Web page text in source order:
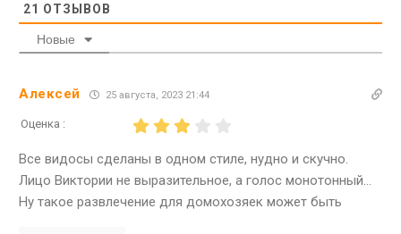
21 ОТЗЫВОВ
Новые
Алексей 25 августа, 2023 21:44
Оценка :
Все видосы сделаны в одном стиле, нудно и скучно.
Лицо Виктории не выразительное, а голос монотонный…
Ну такое развлечение для домохозяек может быть